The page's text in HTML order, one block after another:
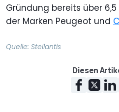
Gründung bereits über
der Marken Peugeot und
Quelle: Stellantis
Diesen